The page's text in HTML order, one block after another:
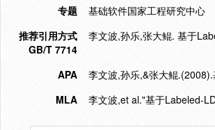
专题
基础软件国家工程研究中心
推荐引用方式
GB/T 7714
李文波,孙乐,张大鲲. 基于
APA
李文波,孙乐,&张大鲲
MLA
李文波,et al."基于Labeled-